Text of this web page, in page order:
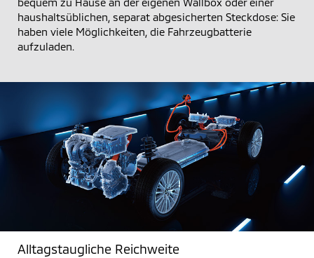
haushaltsüblichen, separat abgesicherten Steckdose: Sie
haben viele Möglichkeiten, die Fahrzeugbatterie
aufzuladen.
Alltagstaugliche Reichweite